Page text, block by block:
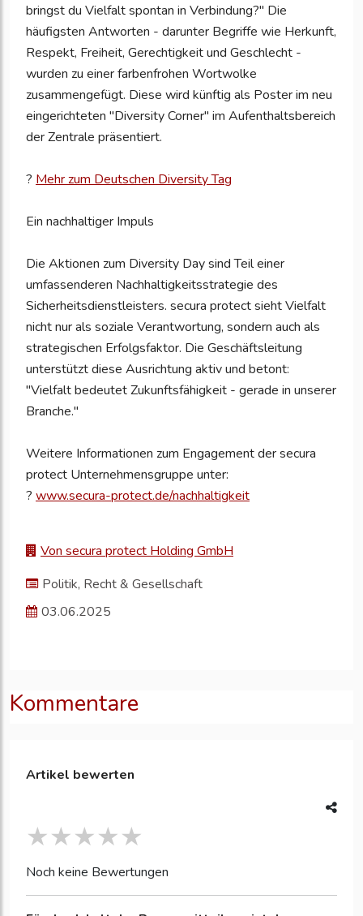
bringst du Vielfalt spontan in Verbindung?" Die
häufigsten Antworten - darunter Begriffe wie Herkunft,
Respekt, Freiheit, Gerechtigkeit und Geschlecht -
wurden zu einer farbenfrohen Wortwolke
zusammengefügt. Diese wird künftig als Poster im neu
eingerichteten "Diversity Corner" im Aufenthaltsbereich
der Zentrale präsentiert.
? Mehr zum Deutschen Diversity Tag
Ein nachhaltiger Impuls
Die Aktionen zum Diversity Day sind Teil einer
umfassenderen Nachhaltigkeitsstrategie des
Sicherheitsdienstleisters. secura protect sieht Vielfalt
nicht nur als soziale Verantwortung, sondern auch als
strategischen Erfolgsfaktor. Die Geschäftsleitung
unterstützt diese Ausrichtung aktiv und betont:
"Vielfalt bedeutet Zukunftsfähigkeit - gerade in unserer
Branche."
Weitere Informationen zum Engagement der secura
protect Unternehmensgruppe unter:
? www.secura-protect.de/nachhaltigkeit
Von secura protect Holding GmbH
Politik, Recht & Gesellschaft
03.06.2025
Kommentare
Artikel bewerten
Noch keine Bewertungen